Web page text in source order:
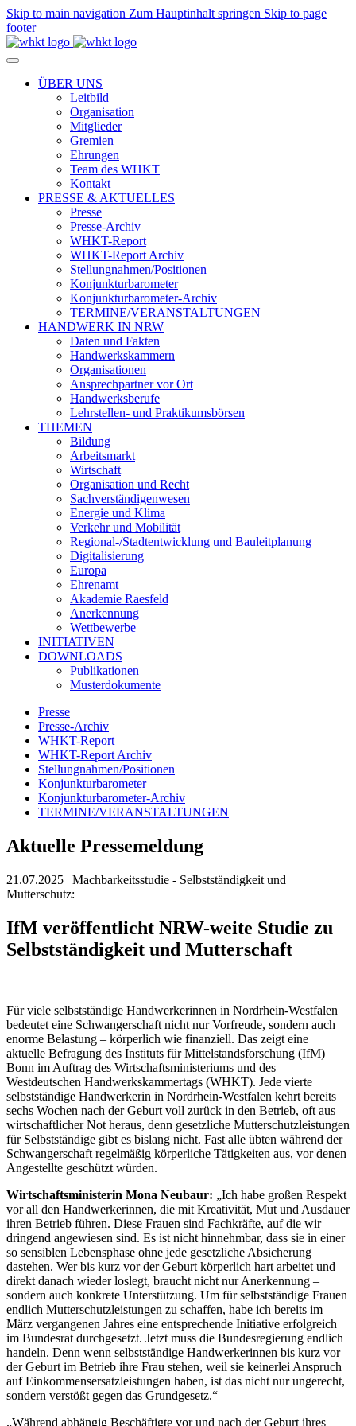
Skip to main navigation Zum Hauptinhalt springen Skip to page
footer
ÜBER UNS
Leitbild
Organisation
Mitglieder
Gremien
Ehrungen
Team des WHKT
Kontakt
PRESSE & AKTUELLES
Presse
Presse-Archiv
WHKT-Report
WHKT-Report Archiv
Stellungnahmen/Positionen
Konjunkturbarometer
Konjunkturbarometer-Archiv
TERMINE/VERANSTALTUNGEN
HANDWERK IN NRW
Daten und Fakten
Handwerkskammern
Organisationen
Ansprechpartner vor Ort
Handwerksberufe
Lehrstellen- und Praktikumsbörsen
THEMEN
Bildung
Arbeitsmarkt
Wirtschaft
Organisation und Recht
Sachverständigenwesen
Energie und Klima
Verkehr und Mobilität
Regional-/Stadtentwicklung und Bauleitplanung
Digitalisierung
Europa
Ehrenamt
Akademie Raesfeld
Anerkennung
Wettbewerbe
INITIATIVEN
DOWNLOADS
Publikationen
Musterdokumente
Presse
Presse-Archiv
WHKT-Report
WHKT-Report Archiv
Stellungnahmen/Positionen
Konjunkturbarometer
Konjunkturbarometer-Archiv
TERMINE/VERANSTALTUNGEN
Aktuelle Pressemeldung
21.07.2025 | Machbarkeitsstudie - Selbstständigkeit und
Mutterschutz:
IfM veröffentlicht NRW-weite Studie zu
Selbstständigkeit und Mutterschaft
Für viele selbstständige Handwerkerinnen in Nordrhein-Westfalen
bedeutet eine Schwangerschaft nicht nur Vorfreude, sondern auch
enorme Belastung – körperlich wie finanziell. Das zeigt eine
aktuelle Befragung des Instituts für Mittelstandsforschung (IfM)
Bonn im Auftrag des Wirtschaftsministeriums und des
Westdeutschen Handwerkskammertags (WHKT). Jede vierte
selbstständige Handwerkerin in Nordrhein-Westfalen kehrt bereits
sechs Wochen nach der Geburt voll zurück in den Betrieb, oft aus
wirtschaftlicher Not heraus, denn gesetzliche Mutterschutzleistungen
für Selbstständige gibt es bislang nicht. Fast alle übten während der
Schwangerschaft regelmäßig körperliche Tätigkeiten aus, vor denen
Angestellte geschützt würden.
Wirtschaftsministerin Mona Neubaur: „Ich habe großen Respekt
vor all den Handwerkerinnen, die mit Kreativität, Mut und Ausdauer
ihren Betrieb führen. Diese Frauen sind Fachkräfte, auf die wir
dringend angewiesen sind. Es ist nicht hinnehmbar, dass sie in einer
so sensiblen Lebensphase ohne jede gesetzliche Absicherung
dastehen. Wer bis kurz vor der Geburt körperlich hart arbeitet und
direkt danach wieder loslegt, braucht nicht nur Anerkennung –
sondern auch konkrete Unterstützung. Um für selbstständige Frauen
endlich Mutterschutzleistungen zu schaffen, habe ich bereits im
März vergangenen Jahres eine entsprechende Initiative erfolgreich
im Bundesrat durchgesetzt. Jetzt muss die Bundesregierung endlich
handeln. Denn wenn selbstständige Handwerkerinnen bis kurz vor
der Geburt im Betrieb ihre Frau stehen, weil sie keinerlei Anspruch
auf Einkommensersatzleistungen haben, ist das nicht nur ungerecht,
sondern verstößt gegen das Grundgesetz.“
„Während abhängig Beschäftigte vor und nach der Geburt ihres